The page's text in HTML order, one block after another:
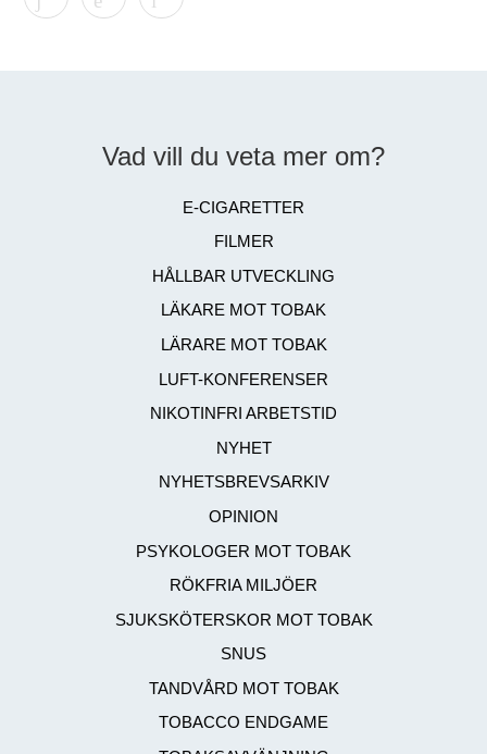
Vad vill du veta mer om?
E-CIGARETTER
FILMER
HÅLLBAR UTVECKLING
LÄKARE MOT TOBAK
LÄRARE MOT TOBAK
LUFT-KONFERENSER
NIKOTINFRI ARBETSTID
NYHET
NYHETSBREVSARKIV
OPINION
PSYKOLOGER MOT TOBAK
RÖKFRIA MILJÖER
SJUKSKÖTERSKOR MOT TOBAK
SNUS
TANDVÅRD MOT TOBAK
TOBACCO ENDGAME